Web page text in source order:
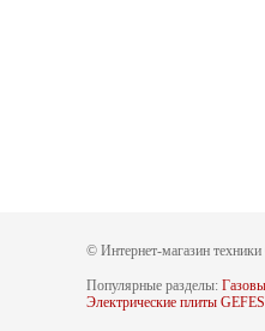
© Интернет-магазин
Популярные разделы:
Электрические плиты